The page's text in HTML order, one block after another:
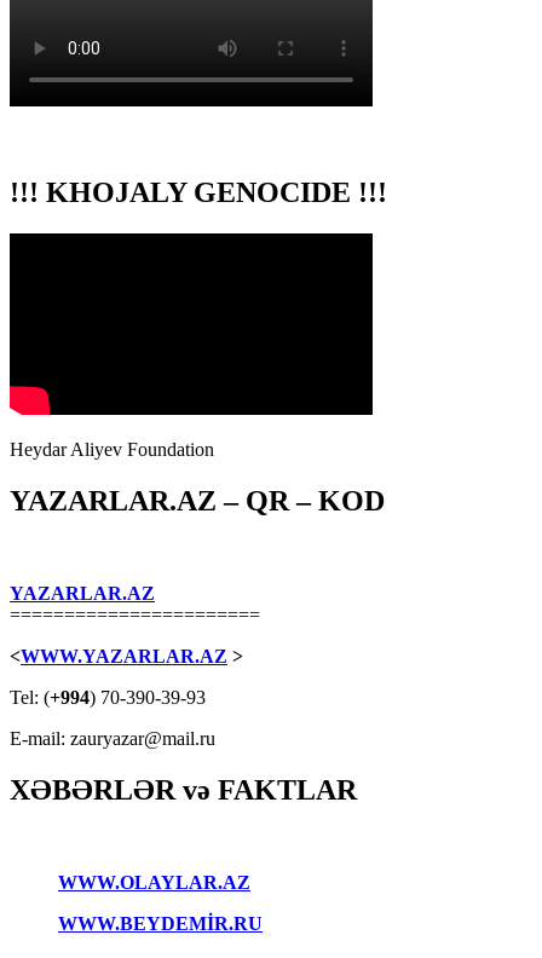
!!! KHOJALY GENOCIDE !!!
Heydar Aliyev Foundation
YAZARLAR.AZ – QR – KOD
YAZARLAR.AZ
=======================
<WWW.YAZARLAR.AZ >
Tel: (+994) 70-390-39-93
E-mail: zauryazar@mail.ru
XƏBƏRLƏR və FAKTLAR
WWW.OLAYLAR.AZ
WWW.BEYDEMİR.RU